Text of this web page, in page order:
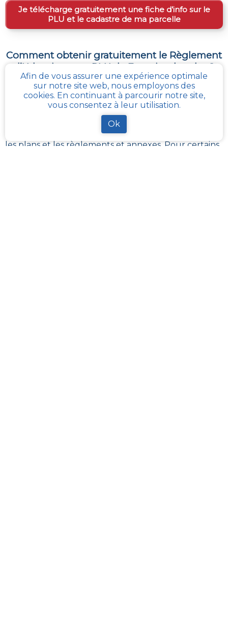
Je télécharge gratuitement une fiche d’info sur le
PLU et le cadastre de ma parcelle
Comment obtenir gratuitement le Règlement
d’Urbanisme ou PLU de
Fontaine-l-etalon ?
PLU est disponible gratuitementdans la mairie de
votre commune, ou auprès des services de
l’urbanisme de la communauté de communes
Il revient à ces administrations de maintenir à jour les
différents documents du PLUI ou du PLUI que sont :
les plans et les règlements et annexes. Pour certains
Afin de vous assurer une expérience optimale
sur notre site web, nous employons des
cookies. En continuant à parcourir notre site,
vous consentez à leur utilisation.
Ok